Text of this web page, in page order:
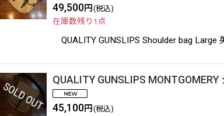
49,500円 (税込)
在庫数残り1点
QUALITY GUNSLIPS Shoulder bag
QUALITY GUNSLIPS
45,100円 (税込)